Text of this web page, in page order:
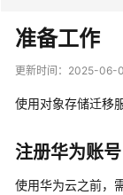
最
新
动
品
介
绍
准备工作
更新时间： 2025-06-
使用对象存储迁移
注册华为账号
使用华为云之前，